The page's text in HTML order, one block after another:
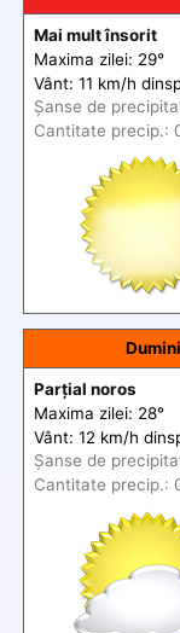
Mai mult însorit
Maxima zilei: 29°
Vânt: 11 km/h din
Șanse de precip
Cantitate precip.:
Parțial noros
Maxima zilei: 28°
Vânt: 12 km/h din
Șanse de precip
Cantitate precip.: